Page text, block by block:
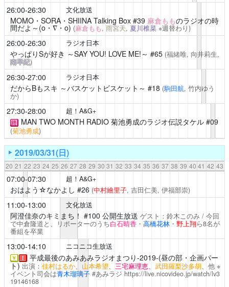
26:00-26:30 文化放送
MOMO・SORA・SHIINA Talking Box#39 麻倉もものラジオの時
間だよ～(o・∇・o) (麻倉もも, 雨宮天, 夏川椎菜※週替わり)
26:00-26:30 ラジオ日本
やっぱりSが好き ～SAY YOU! LOVE ME!～ #65 (福緒唯, 向井莉生,
南早紀)
26:30-27:00 ラジオ日本
だからBもスキ ～バスケットビスケット～ #18 (駒田航, 竹内ゆう
か)
27:30-28:00 超！A&G+
終 MAN TWO MONTH RADIO 菊池勇成のラジオ伝説タケル#09
(菊池勇成)
2019/03/31(日)
20 21 22 23 24 25 26 27 28 29 30 31 32 33 34 35 36 37 38 39 40 41 42 43
07:00-07:30 超！A&G+
おはよう☆なかよし #26 (中村繪里子, 吉田仁美, 伊福部崇)
11:00-13:00 文化放送
阿澄佳奈のキミまち！ #100 公開生放送 ゲスト：鈴木このみ / 今回
で中倉隆道と、リポーターのうち白石晴香・ 高橋花林・ 野上翔ら8名が
番組を卒業
13:00-14:10 ニコニコ生放送
￥ ！
平成最後のあみあみラジオまつり-2019-(昼の部・企画パー
ト) 出演： 佳村はるか、 山本希望、 三宅麻理恵、 武田羅梨沙多胡、他 ※
イベント司会は青木瑠璃子#あみラジ https://live.nicovideo.jp/watch/lv3
19146168